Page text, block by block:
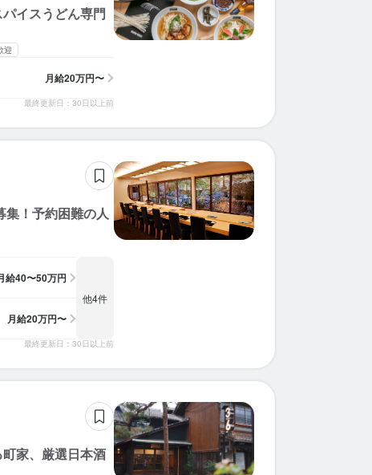
イスうどん専門
迎
月給20万円〜
最終更新日：30日以上前
！予約困難の人
給40〜50万円
月給20万円〜
他4件
最終更新日：30日以上前
家、厳選日本酒
店長候補
調理師・調理スタッフ
店長候補
ホールスタッフ
店長候補
ホールスタッフ
調理師・調理スタッフ
ホールスタッフ
調理師・調理スタッフ
調理師・調理スタッフ
店長候補
ホールスタッフ
料理長候補
調理師・調理スタッフ
料理長候補
調理師・調理スタッフ
料理長候補
調理師・調理スタッフ
調理師・調理スタッフ
店長候補
ホールスタッフ
店長候補
ホールスタッフ
店長候補
店長候補
ホールスタッフ
調理師・調理スタッフ
調理師・調理スタッフ
店長候補
ホールスタッフ